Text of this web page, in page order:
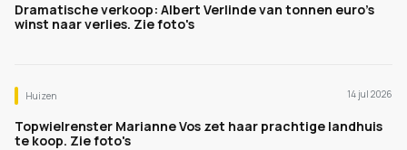
Dramatische verkoop: Albert Verlinde van tonnen euro's
winst naar verlies. Zie foto's
Huizen 14 jul 2026
Topwielrenster Marianne Vos zet haar prachtige landhuis
te koop. Zie foto's